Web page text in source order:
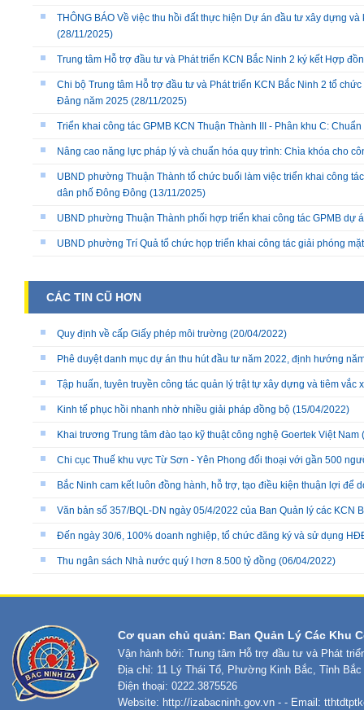
THÔNG BÁO Về việc thu hồi đất thực hiện Dự án đầu tư xây dựng
(28/11/2025)
Trung tâm Hỗ trợ đầu tư và Phát triển KCN Bắc Ninh 2 ký kết Hợp
Chi bộ Trung tâm Hỗ trợ đầu tư và Phát triển KCN Bắc Ninh 2 tổ
Đảng năm 2025 (28/11/2025)
Triển khai công tác GPMB KCN Thuận Thành III - Phân khu C:
Nâng cao năng lực pháp lý và chuẩn hóa quy trình: Chìa khóa cho
UBND phường Thuận Thành tổ chức buổi làm việc triển khai công
dân phố Đông Đông (13/11/2025)
UBND phường Thuận Thành phối hợp triển khai công tác GPMB dự
UBND phường Trí Quả tổ chức họp triển khai công tác giải phóng
CÁC TIN CŨ HƠN
Quy định về cấp Giấy phép môi trường (20/04/2022)
Phê duyệt danh mục dự án thu hút đầu tư năm 2022, định hướng
Tập huấn, tuyên truyền công tác quản lý trật tự xây dựng và tiêm
Kinh tế phục hồi nhanh nhờ nhiều giải pháp đồng bộ (15/04/2022)
Khai trương Trung tâm đào tạo kỹ thuật công nghệ Goertek Việt Nam
Chi cục Thuế khu vực Từ Sơn - Yên Phong đối thoại với gần 500
Bắc Ninh cam kết luôn đồng hành, hỗ trợ, tạo điều kiện thuận lợi để
Văn bản số 357/BQL-DN ngày 05/4/2022 của Ban Quản lý các KCN
Đến ngày 30/6, 100% doanh nghiệp, tổ chức đăng ký và sử dụng
Thu ngân sách Nhà nước quý I hơn 8.500 tỷ đồng (06/04/2022)
Cơ quan chủ quản: Ban Quản Lý Các Khu
Vận hành bởi: Trung tâm Hỗ trợ đầu tư và Phát
Địa chỉ: 11 Lý Thái Tổ, Phường Kinh Bắc, Tỉnh Bắc
Điện thoại: 0222.3875526
Website: http://izabacninh.gov.vn - - Email: